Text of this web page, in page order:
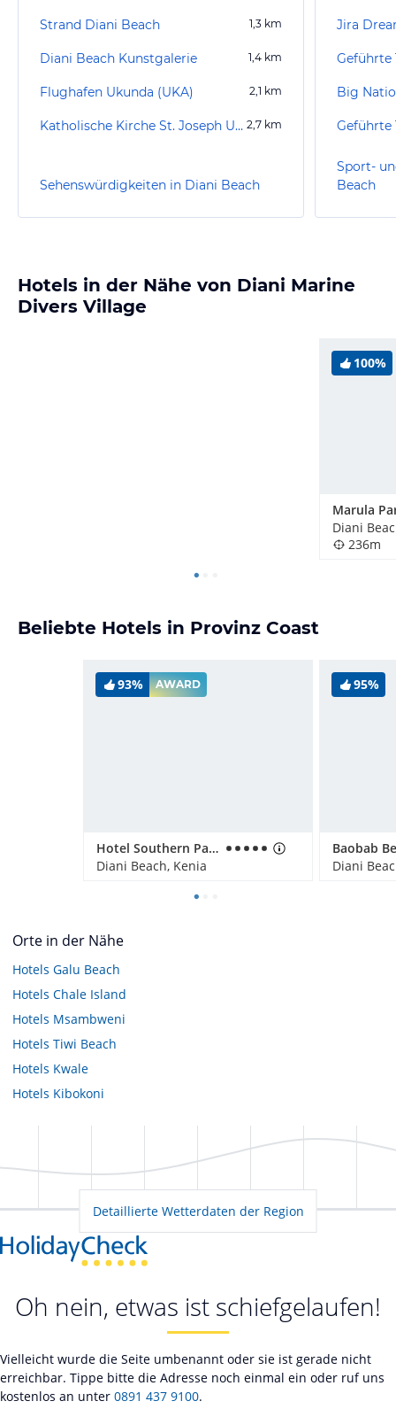
Strand Diani Beach 1,3 km
Diani Beach Kunstgalerie 1,4 km
Flughafen Ukunda (UKA) 2,1 km
Katholische Kirche St. Joseph Ukunda 2,7 km
Sehenswürdigkeiten in Diani Beach
Jira
Big
Sport-
Beach
Hotels in der Nähe von Diani Marine
Divers Village
100%
Marula
Diani
236m
Beliebte Hotels in Provinz Coast
93% AWARD
Hotel Southern Palms Beach Resort
Diani Beach, Kenia
95%
Diani
Orte in der Nähe
Hotels Galu Beach
Hotels Chale Island
Hotels Msambweni
Hotels Tiwi Beach
Hotels Kwale
Hotels Kibokoni
Detaillierte Wetterdaten der Region
Oh nein, etwas ist schiefgelaufen!
Vielleicht wurde die Seite umbenannt oder sie ist gerade nicht
erreichbar. Tippe bitte die Adresse noch einmal ein oder ruf uns
kostenlos an unter 0891 437 9100.